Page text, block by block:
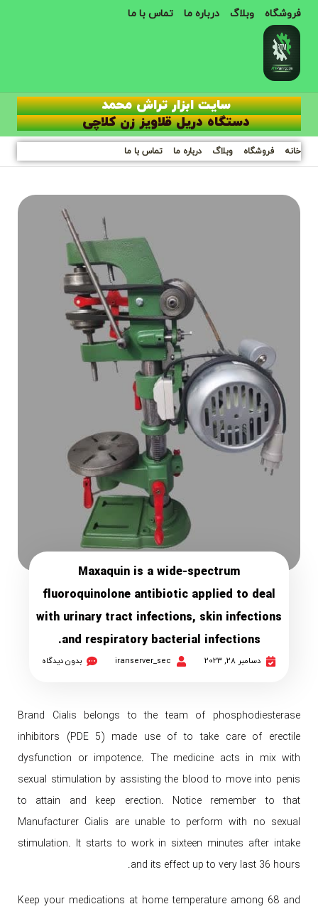
فروشگاه وبلاگ درباره ما تماس با ما
سایت ابزار تراش محمد
دستگاه دریل قلاویز زن کلاچی
خانه فروشگاه وبلاگ درباره ما تماس با ما
Maxaquin is a wide-spectrum
fluoroquinolone antibiotic applied to deal
with urinary tract infections, skin infections
and respiratory bacterial infections.
دسامبر 28, 2023 iranserver_sec بدون دیدگاه
Brand Cialis belongs to the team of phosphodiesterase
inhibitors (PDE 5) made use of to take care of erectile
dysfunction or impotence. The medicine acts in mix with
sexual stimulation by assisting the blood to move into penis
to attain and keep erection. Notice remember to that
Manufacturer Cialis are unable to perform with no sexual
stimulation. It starts to work in sixteen minutes after intake
and its effect up to very last 36 hours.
Keep your medications at home temperature among 68 and